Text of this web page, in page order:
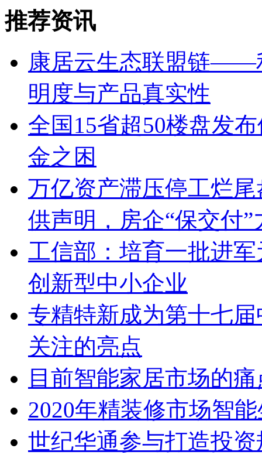
推荐资讯
康居云生态联盟链——
明度与产品真实性
全国15省超50楼盘发
金之困
万亿资产滞压停工烂
供声明，房企“保交付”
工信部：培育一批进
创新型中小企业
专精特新成为第十七
关注的亮点
目前智能家居市场的痛
2020年精装修市场智
世纪华通参与打造投